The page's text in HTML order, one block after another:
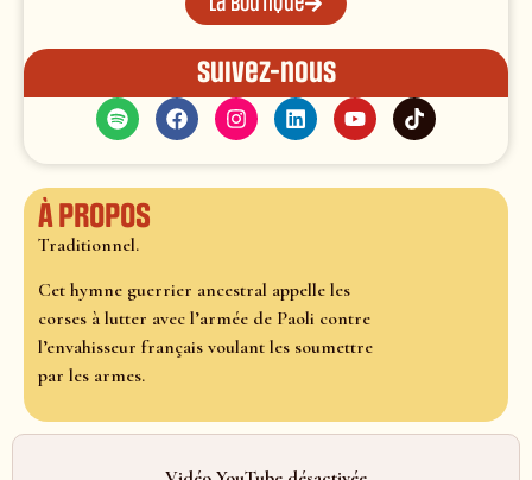
Suivez-nous
À propos
Traditionnel.
Cet hymne guerrier ancestral appelle les
corses à lutter avec l’armée de Paoli contre
l’envahisseur français voulant les soumettre
par les armes.